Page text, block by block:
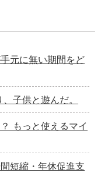
元に無い期間をど
子供と遊んだ。
もっと使えるマイ
短縮・年休促進支